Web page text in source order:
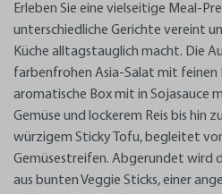
Erleben Sie eine vielseitige Meal-
unterschiedliche Gerichte vereint
Küche alltagstauglich macht. Die
farbenfrohen Asia-Salat mit feinen
aromatische Box mit in Sojasauce
Gemüse und lockerem Reis bis hin
würzigem Sticky Tofu, begleitet
Gemüsestreifen. Abgerundet wird
aus bunten Veggie Sticks, einer